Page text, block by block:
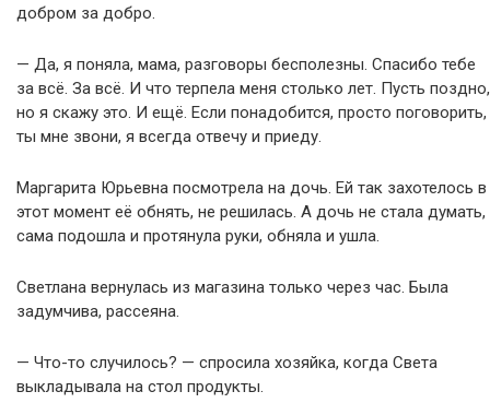
добром за добро.
— Да, я поняла, мама, разговоры бесполезны. Спасибо тебе
за всё. За всё. И что терпела меня столько лет. Пусть поздно,
но я скажу это. И ещё. Если понадобится, просто поговорить,
ты мне звони, я всегда отвечу и приеду.
Маргарита Юрьевна посмотрела на дочь. Ей так захотелось в
этот момент её обнять, не решилась. А дочь не стала думать,
сама подошла и протянула руки, обняла и ушла.
Светлана вернулась из магазина только через час. Была
задумчива, рассеяна.
— Что-то случилось? — спросила хозяйка, когда Света
выкладывала на стол продукты.